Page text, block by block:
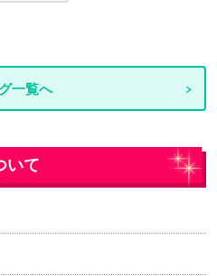
一覧へ
いて